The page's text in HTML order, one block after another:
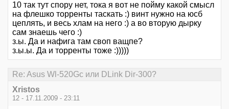
10 так тут спору нет, тока я вот не пойму какой смысл
на флешко торренты таскать :) винт нужно на юсб
цеплять, и весь хлам на него :) а во вторую дырку
сам знаешь чего :)
з.ы. Да и нафига там своп ващпе?
з.ы.ы. Да и торренты тоже :)))))
Re: Asus Wl-520Gc или DLink Dir-300?
Xristos
12 - 17.11.2009 - 23:11